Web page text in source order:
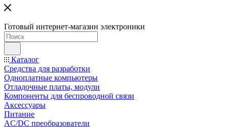
Готовый интернет-магазин электроники
Каталог
Средства для разработки
Одноплатные компьютеры
Отладочные платы, модули
Компоненты для беспроводной связи
Аксессуары
Питание
AC/DC преобразователи